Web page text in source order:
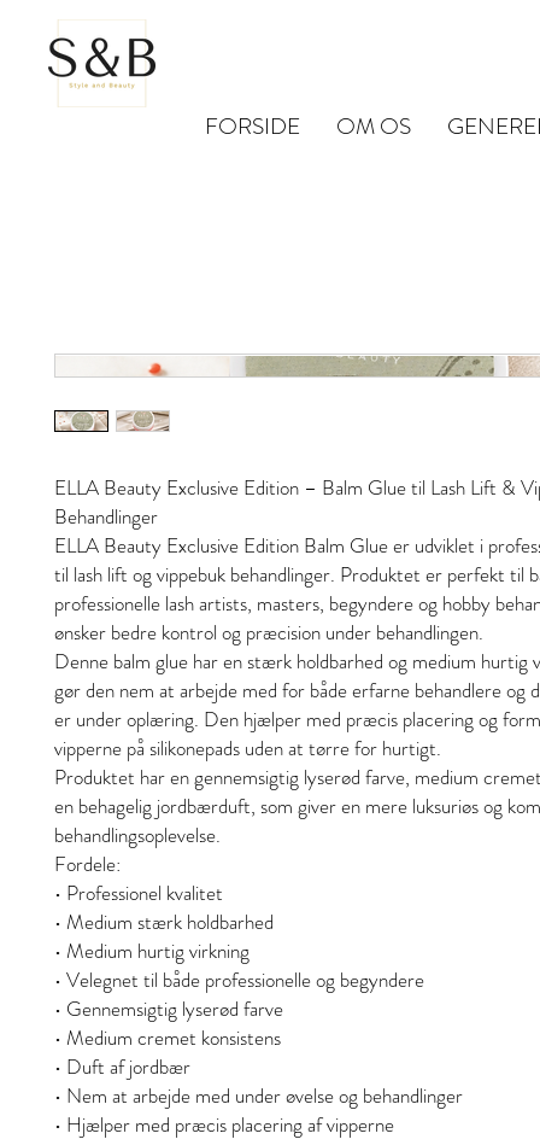
FORSIDE OM OS
ELLA Beauty Exclusive Edition – Balm Glue til Lash Lift &
Behandlinger
ELLA Beauty Exclusive Edition Balm Glue er udviklet i
til lash lift og vippebuk behandlinger. Produktet er perfekt til
professionelle lash artists, masters, begyndere og hobby
ønsker bedre kontrol og præcision under behandlingen.
Denne balm glue har en stærk holdbarhed og medium hurtig
gør den nem at arbejde med for både erfarne behandlere og
er under oplæring. Den hjælper med præcis placering og
vipperne på silikonepads uden at tørre for hurtigt.
Produktet har en gennemsigtig lyserød farve, medium
en behagelig jordbærduft, som giver en mere luksuriøs og
behandlingsoplevelse.
Fordele:
• Professionel kvalitet
• Medium stærk holdbarhed
• Medium hurtig virkning
• Velegnet til både professionelle og begyndere
• Gennemsigtig lyserød farve
• Medium cremet konsistens
• Duft af jordbær
• Nem at arbejde med under øvelse og behandlinger
• Hjælper med præcis placering af vipperne